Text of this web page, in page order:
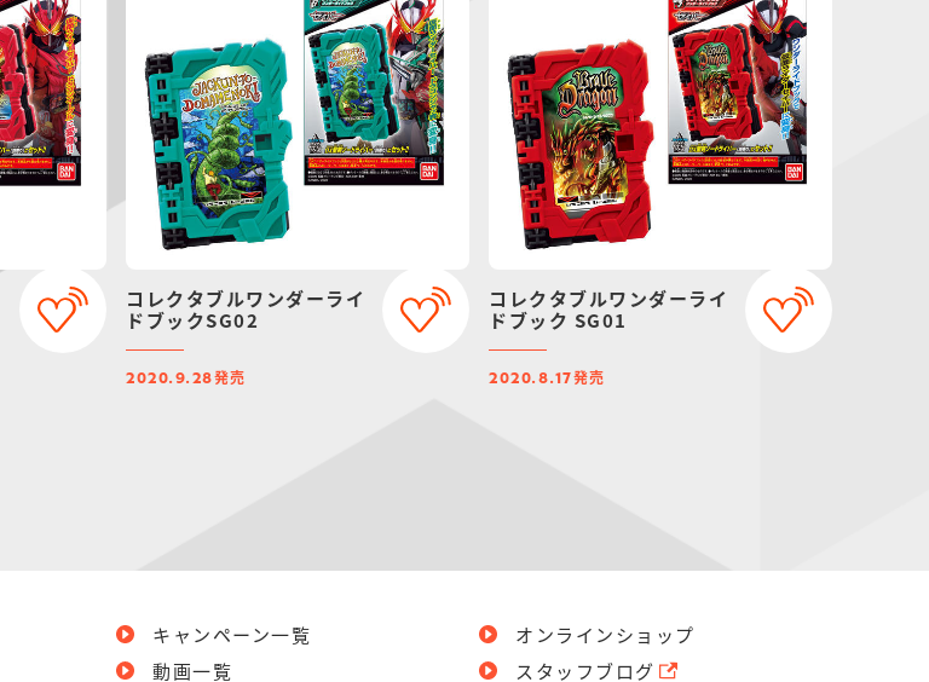
コレクタブルワンダーライ
ドブックSG02
2020.9.28発売
コレクタブルワンダーライ
ドブック SG01
2020.8.17 発売
キャンペーン一覧
動画一覧
オンラインショップ
スタッフブログ